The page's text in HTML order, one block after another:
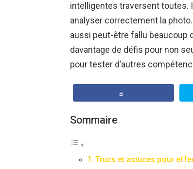
intelligentes traversent toutes.
analyser correctement la
aussi peut-être fallu beaucoup
davantage de défis pour non
pour tester d’autres
Sommaire
Trucs et astuces pour